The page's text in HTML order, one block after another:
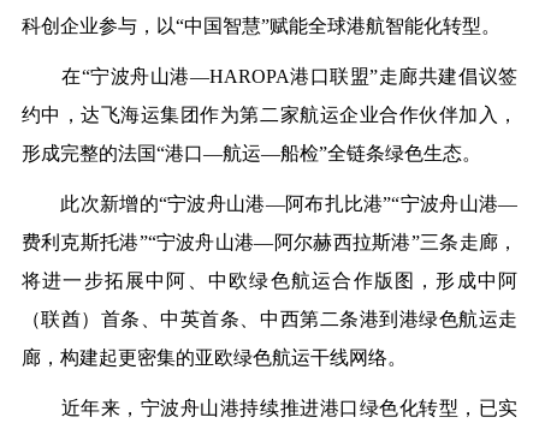
科创企业参与，以“中国智慧”赋能全球港航智能化转型。
在“宁波舟山港—HAROPA港口联盟”走廊共建倡议签
约中，达飞海运集团作为第二家航运企业合作伙伴加入，
形成完整的法国“港口—航运—船检”全链条绿色生态。
此次新增的“宁波舟山港—阿布扎比港”“宁波舟山港—
费利克斯托港”“宁波舟山港—阿尔赫西拉斯港”三条走廊，
将进一步拓展中阿、中欧绿色航运合作版图，形成中阿
（联酋）首条、中英首条、中西第二条港到港绿色航运走
廊，构建起更密集的亚欧绿色航运干线网络。
近年来，宁波舟山港持续推进港口绿色化转型，已实